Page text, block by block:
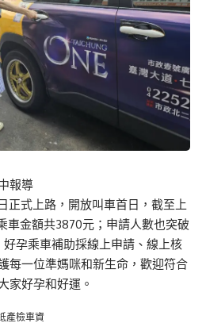
報導
正式上路，開放叫車首日，截至上
車金額共3870元；申請人數也突破
孕乘車補助採線上申請、線上核
每一位準媽咪和新生命，歡迎符合
家好孕和好運。
產檢車資